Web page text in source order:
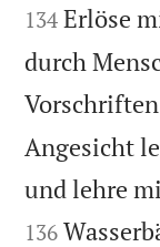
134 Erlöse
durch
Angesicht
und lehre
136